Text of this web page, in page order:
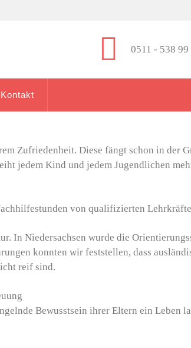
0511 - 538 99
Kontakt
Zufriedenheit. Diese fängt schon in der
jedem Kind und jedem Jugendlichen
von qualifizierten
In Niedersachsen wurde die
konnten wir feststellen, dass
reif sind.
Bewusstsein ihrer Eltern ein Leben